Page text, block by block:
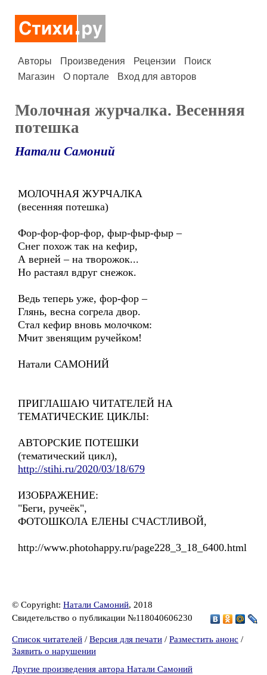
Авторы Произведения Рецензии
Поиск
Магазин
О портале Вход для авторов
Молочная журчалка. Весенняя
потешка
Натали Самоний
МОЛОЧНАЯ ЖУРЧАЛКА
(весенняя потешка)
Фор-фор-фор-фор, фыр-фыр-фыр –
Снег похож так на кефир,
А верней – на творожок...
Но растаял вдруг снежок.
Ведь теперь уже, фор-фор –
Глянь, весна согрела двор.
Стал кефир вновь молочком:
Мчит звенящим ручейком!
Натали САМОНИЙ
ПРИГЛАШАЮ ЧИТАТЕЛЕЙ НА
ТЕМАТИЧЕСКИЕ ЦИКЛЫ:
АВТОРСКИЕ ПОТЕШКИ
(тематический цикл),
http://stihi.ru/2020/03/18/679
ИЗОБРАЖЕНИЕ:
"Беги, ручеёк",
ФОТОШКОЛА ЕЛЕНЫ СЧАСТЛИВОЙ,
http://www.photohappy.ru/page228_3_18_6400.html
© Copyright: Натали Самоний, 2018
Свидетельство о публикации №118040606230
Список читателей / Версия для печати / Разместить анонс /
Заявить о нарушении
Другие произведения автора Натали Самоний